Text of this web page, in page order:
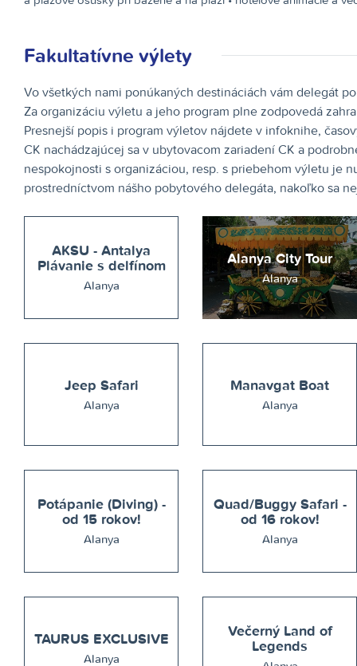
Fakultatívne výlety
Vo všetkých nami ponúkaných destináciách vám delegát
Za organizáciu výletu a jeho program plne zodpovedá
Presnejší popis i program výletov nájdete v infoknihe,
CK nachádzajúcej sa v ubytovacom zariadení CK a
nespokojnosti s organizáciou, resp. s priebehom výletu je
prostredníctvom nášho pobytového delegáta, nakoľko sa
AKSU - Antalya
Plávanie s delfínom
Alanya
Alanya City Tour
Alanya
Jeep Safari
Alanya
Manavgat Boat
Alanya
Potápanie (Diving) -
od 15 rokov!
Alanya
Quad/Buggy Safari -
od 16 rokov!
Alanya
TAURUS EXCLUSIVE
Alanya
Večerný Land of
Legends